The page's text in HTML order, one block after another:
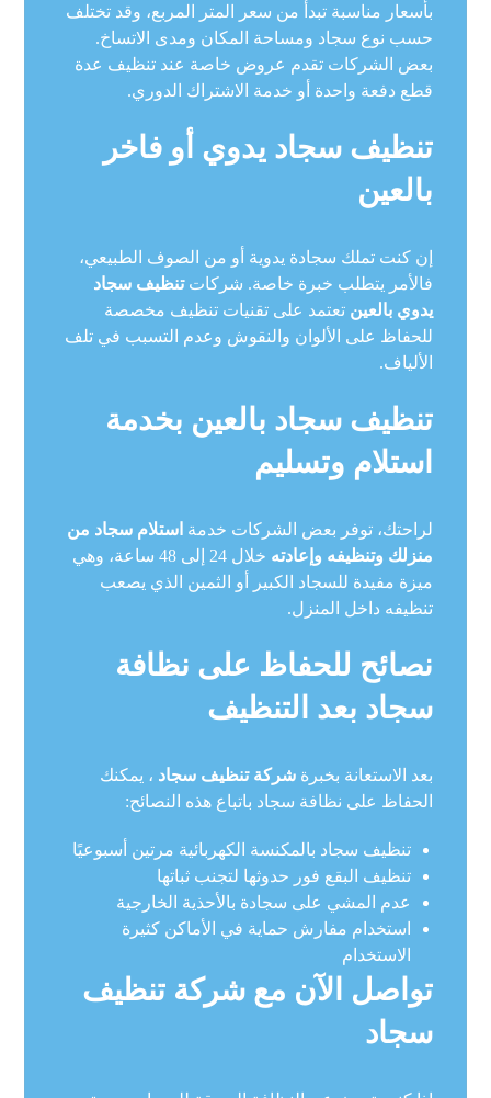
بأسعار مناسبة تبدأ من سعر المتر المربع، وقد تختلف
حسب نوع سجاد ومساحة المكان ومدى الاتساخ.
بعض الشركات تقدم عروض خاصة عند تنظيف عدة
قطع دفعة واحدة أو خدمة الاشتراك الدوري.
تنظيف سجاد يدوي أو فاخر
بالعين
إن كنت تملك سجادة يدوية أو من الصوف الطبيعي،
فالأمر يتطلب خبرة خاصة. شركاتتنظيف سجاد
يدوي بالعين تعتمد على تقنيات تنظيف مخصصة
للحفاظ على الألوان والنقوش وعدم التسبب في تلف
الألياف.
تنظيف سجاد بالعين بخدمة
استلام وتسليم
لراحتك، توفر بعض الشركات خدمة استلام سجاد من
منزلك وتنظيفه وإعادته
خلال 24 إلى 48 ساعة، وهي
ميزة مفيدة للسجاد الكبير أو الثمين الذي يصعب
تنظيفه داخل المنزل.
نصائح للحفاظ على نظافة
سجاد بعد التنظيف
بعد الاستعانة بخبرةشركة تنظيف سجاد ، يمكنك
الحفاظ على نظافة سجاد باتباع هذه النصائح:
تنظيف سجاد بالمكنسة الكهربائية مرتين أسبوعيًا
تنظيف البقع فور حدوثها لتجنب ثباتها
عدم المشي على سجادة بالأحذية الخارجية
استخدام مفارش حماية في الأماكن كثيرة
الاستخدام
تواصل الآن مع شركة تنظيف
سجاد